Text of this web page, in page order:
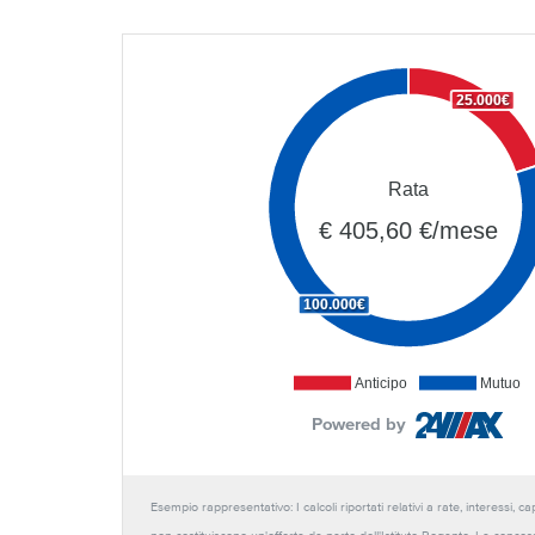
Anticipo Mutuo
25.000€
100.000€
Rata
€ 405,60 €/mese
Powered by
Esempio rappresentativo: I calcoli riportati relativi a rate, interessi,